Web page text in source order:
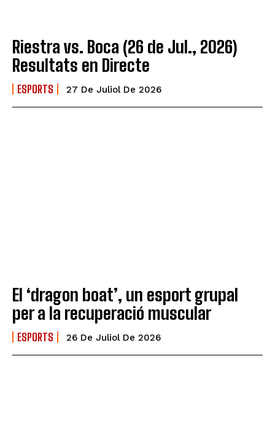
Riestra vs. Boca (26 de Jul., 2026)
Resultats en Directe
ESPORTS 27 De Juliol De 2026
El ‘dragon boat’, un esport grupal
per a la recuperació muscular
ESPORTS 26 De Juliol De 2026